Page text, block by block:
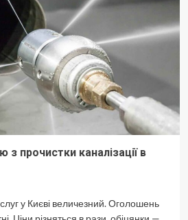
з прочистки каналізації в
у Києві величезний. Оголошень